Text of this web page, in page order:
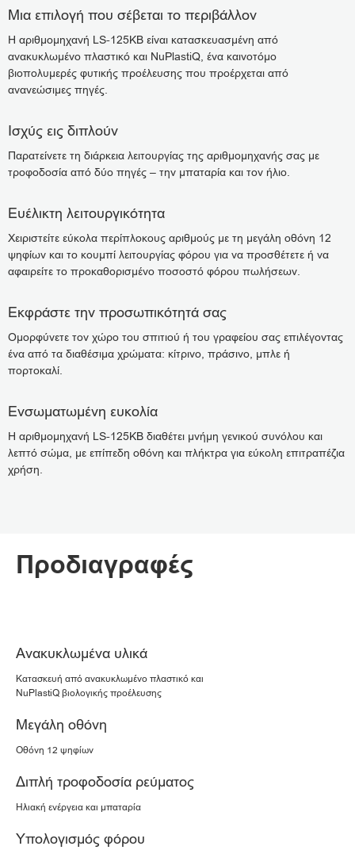
Μια επιλογή που σέβεται το περιβάλλον
Η αριθμομηχανή LS-125KB είναι κατασκευασμένη από
ανακυκλωμένο πλαστικό και NuPlastiQ, ένα καινοτόμο
βιοπολυμερές φυτικής προέλευσης που προέρχεται από
ανανεώσιμες πηγές.
Ισχύς εις διπλούν
Παρατείνετε τη διάρκεια λειτουργίας της αριθμομηχανής σας με
τροφοδοσία από δύο πηγές – την μπαταρία και τον ήλιο.
Ευέλικτη λειτουργικότητα
Χειριστείτε εύκολα περίπλοκους αριθμούς με τη μεγάλη οθόνη 12
ψηφίων και το κουμπί λειτουργίας φόρου για να προσθέτετε ή να
αφαιρείτε το προκαθορισμένο ποσοστό φόρου πωλήσεων.
Εκφράστε την προσωπικότητά σας
Ομορφύνετε τον χώρο του σπιτιού ή του γραφείου σας επιλέγοντας
ένα από τα διαθέσιμα χρώματα: κίτρινο, πράσινο, μπλε ή
πορτοκαλί.
Ενσωματωμένη ευκολία
Η αριθμομηχανή LS-125KB διαθέτει μνήμη γενικού συνόλου και
λεπτό σώμα, με επίπεδη οθόνη και πλήκτρα για εύκολη επιτραπέζια
χρήση.
Προδιαγραφές
Ανακυκλωμένα υλικά
Κατασκευή από ανακυκλωμένο πλαστικό και
NuPlastiQ βιολογικής προέλευσης
Μεγάλη οθόνη
Οθόνη 12 ψηφίων
Διπλή τροφοδοσία ρεύματος
Ηλιακή ενέργεια και μπαταρία
Υπολογισμός φόρου